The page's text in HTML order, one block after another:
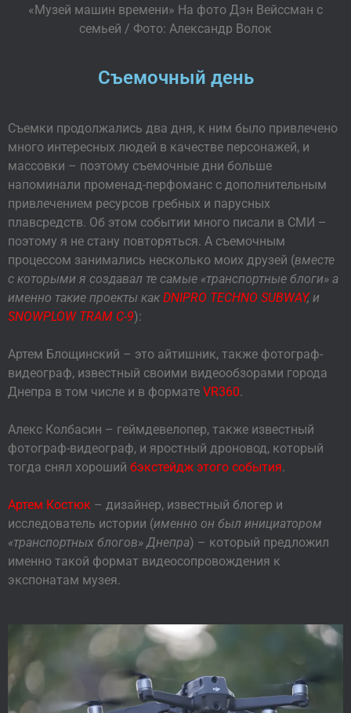
«Музей машин времени» На фото Дэн Вейссман с
семьей / Фото: Александр Волок
Съемочный день
Съемки продолжались два дня, к ним было привлечено
много интересных людей в качестве персонажей, и
массовки – поэтому съемочные дни больше
напоминали променад-перфоманс с дополнительным
привлечением ресурсов гребных и парусных
плавсредств. Об этом событии много писали в СМИ –
поэтому я не стану повторяться. А съемочным
процессом занимались несколько моих друзей (вместе
с которыми я создавал те самые «транспортные блоги» а
именно такие проекты как DNIPRO TECHNO SUBWAY, и
SNOWPLOW TRAM C-9):
Артем Блощинский – это айтишник, также фотограф-
видеограф, известный своими видеообзорами города
Днепра в том числе и в формате VR360.
Алекс Колбасин – геймдевелопер, также известный
фотограф-видеограф, и яростный дроновод, который
тогда снял хороший бэкстейдж этого события.
Артем Костюк – дизайнер, известный блогер и
исследователь истории (именно он был инициатором
«транспортных блогов» Днепра) – который предложил
именно такой формат видеосопровождения к
экспонатам музея.